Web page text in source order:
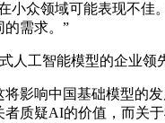
众领域可能表现不佳
的需求。”
工智能模型的企业领
响中国基础模型的发
质疑AI的价值，而关